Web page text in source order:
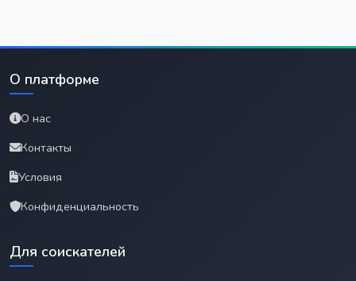
О платформе
О нас
Контакты
Условия
Конфиденциальность
Для соискателей